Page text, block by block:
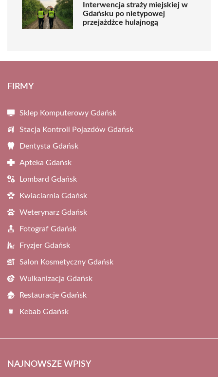
Interwencja straży miejskiej w
Gdańsku po nietypowej
przejażdżce hulajnogą
FIRMY
Sklep Komputerowy Gdańsk
Stacja Kontroli Pojazdów Gdańsk
Dentysta Gdańsk
Apteka Gdańsk
Lombard Gdańsk
Kwiaciarnia Gdańsk
Weterynarz Gdańsk
Fotograf Gdańsk
Fryzjer Gdańsk
Salon Kosmetyczny Gdańsk
Wulkanizacja Gdańsk
Restauracje Gdańsk
Kebab Gdańsk
NAJNOWSZE WPISY